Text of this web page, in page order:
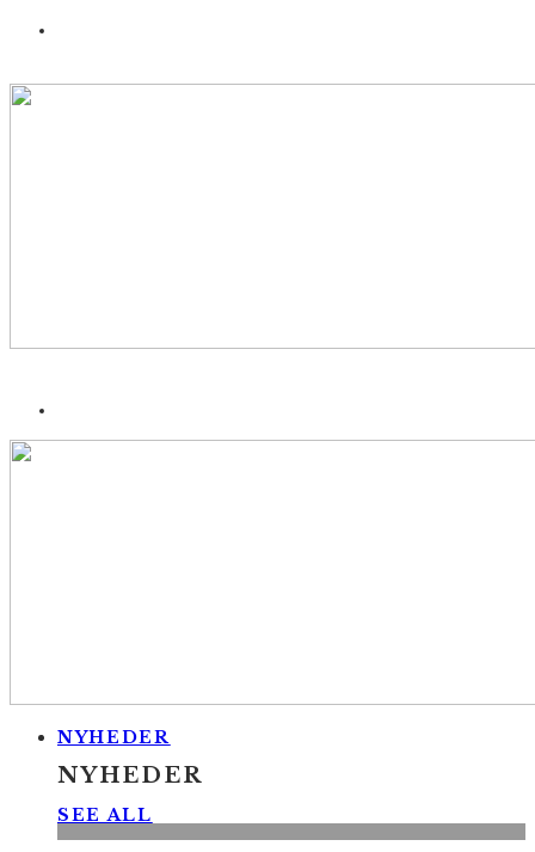
NYHEDER
NYHEDER
SEE ALL